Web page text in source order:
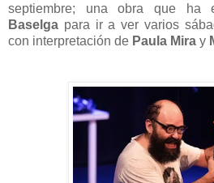
septiembre; una obra que ha
Baselga para ir a ver varios
con interpretación de Paula Mira y